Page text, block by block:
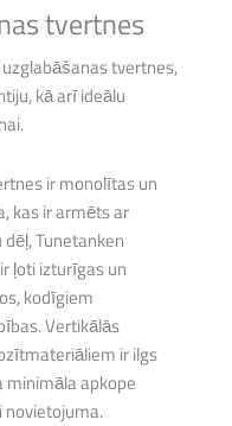
tvertnes
tvertnes,
kā arī ideālu
ir monolītas un
kas ir armēts ar
Tunetanken
ļoti izturīgas un
kodīgiem
Vertikālās
ir ilgs
minimāla apkope
novietojuma.